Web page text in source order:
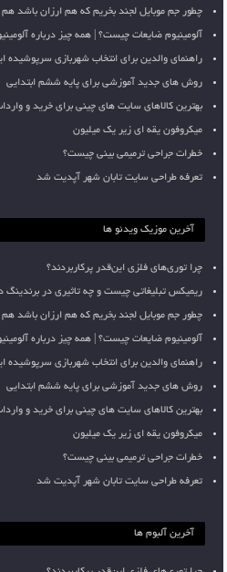
چطور جم موبایل لجند بخریم که هم ارزان باشد
آلومینیوم ضایعات چیست؟ | همه چیز درباره
راهنمای والدین برای انتخاب شهربازی سرپوشیده
روش های جدید آموزشی برای پایه ششم ابتدایی
بهترین کالاهای سایت های چینی برای خرید و
میکروفون یقه ای زیر یک میلیون
خطرات جراحی ترمیمی بینی چیست؟
تعرفه طراحی سایت تابان شهر آپدیت شد
آخرین موزیک ویدئو ها
چرا توری‌های فلزی این‌قدر پرکاربردند؟
ریمیکس تبلیغاتی چیست و چه تاثیری در برندینگ
چطور جم موبایل لجند بخریم که هم ارزان باشد
آلومینیوم ضایعات چیست؟ | همه چیز درباره
راهنمای والدین برای انتخاب شهربازی سرپوشیده
روش های جدید آموزشی برای پایه ششم ابتدایی
بهترین کالاهای سایت های چینی برای خرید و
میکروفون یقه ای زیر یک میلیون
خطرات جراحی ترمیمی بینی چیست؟
تعرفه طراحی سایت تابان شهر آپدیت شد
آخرین آلبوم ها